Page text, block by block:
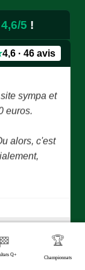
4,6/5 !
4,6 · 46 avis
sympa et
euros.
alors, c'est
remercie
important
grand
jour,
🏁
Q+
🏆
Championnats